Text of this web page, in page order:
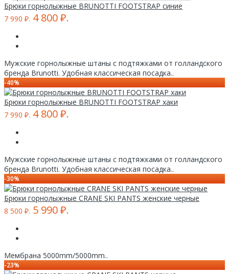
Брюки горнолыжные BRUNOTTI FOOTSTRAP синие
7 990 ₽. 4 800 ₽.
Мужские горнолыжные штаны с подтяжками от голландского
бренда Brunotti. Удобная классическая посадка..
-40%
Брюки горнолыжные BRUNOTTI FOOTSTRAP хаки
7 990 ₽. 4 800 ₽.
Мужские горнолыжные штаны с подтяжками от голландского
бренда Brunotti. Удобная классическая посадка..
-30%
Брюки горнолыжные CRANE SKI PANTS женские черные
8 500 ₽. 5 990 ₽.
Мембрана 5000mm/5000mm..
-23%